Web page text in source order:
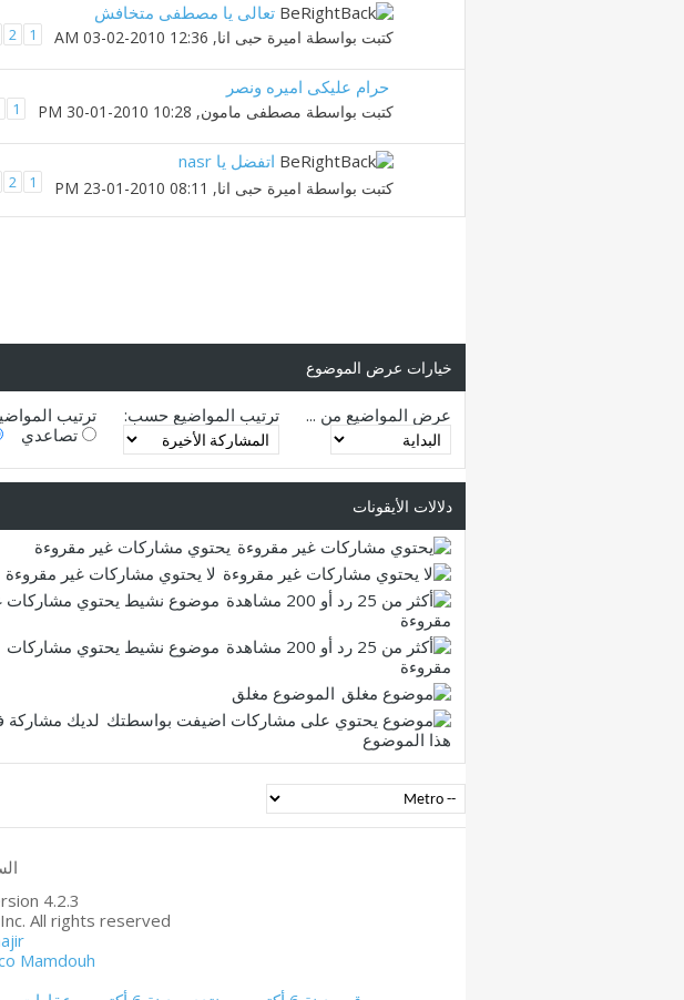
تعالى يا مصطفى متخافش
كتبت بواسطة اميرة حبى انا‏, 03-02-2010 12:36 AM
1
2
حرام عليكى اميره ونصر
كتبت بواسطة مصطفى مامون‏, 30-01-2010 10:28 PM
1
اتفضل يا nasr
كتبت بواسطة اميرة حبى انا‏, 23-01-2010 08:11 PM
1
2
خيارات عرض الموضوع
عرض المواضيع من ... ترتيب المواضيع حسب:
ترتيب
تصاعدي
دلالات الأيقونات
يحتوي مشاركات غير مقروءة
لا يحتوي مشاركات غير مقروءة
موضوع نشيط يحتوي مشاركات
مقروءة
موضوع نشيط يحتوي مشاركات
مقروءة
الموضوع مغلق
لديك مشاركة
هذا الموضوع
4.2.3
All rights reserved.
Mamdouh